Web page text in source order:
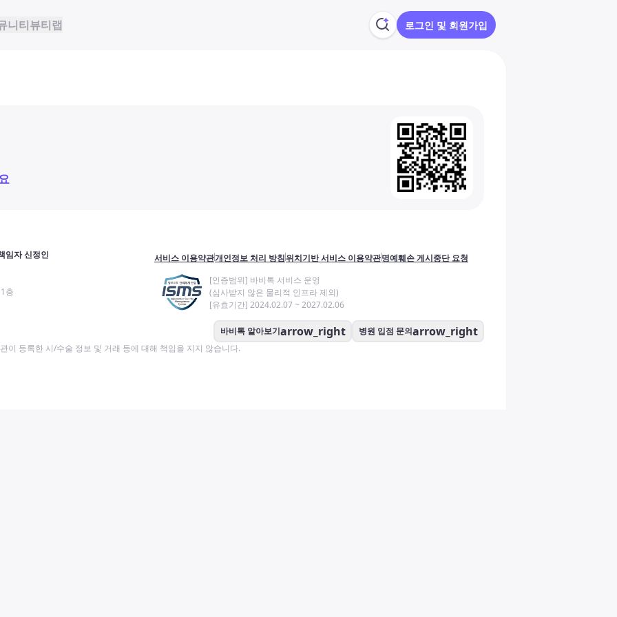
니티뷰티랩 로그인 및 회원가입
임자 신정인
층
서비스 이용약관개인정보 처리 방침위치기반 서비스 이용약관명예훼손 게시중단 요청
[인증범위] 바비톡 서비스 운영
(심사받지 않은 물리적 인프라 제외)
[유효기간] 2024.02.07 ~ 2027.02.06
바비톡 알아보기arrow_right 병원 입점 문의arrow_right
이 등록한 시/수술 정보 및 거래 등에 대해 책임을 지지 않습니다.